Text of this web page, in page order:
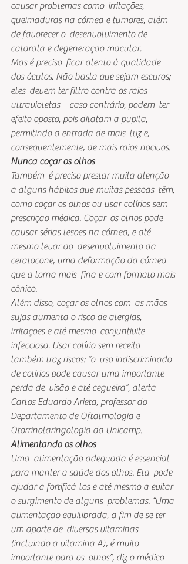
causar problemas como  irritações,
queimaduras na córnea e tumores, além
de favorecer o  desenvolvimento de
catarata e degeneração macular.
Mas é preciso  ficar atento à qualidade
dos óculos. Não basta que sejam escuros;
eles  devem ter filtro contra os raios
ultravioletas – caso contrário, podem  ter
efeito oposto, pois dilatam a pupila,
permitindo a entrada de mais  luz e,
consequentemente, de mais raios nocivos.
Nunca coçar os olhos
Também  é preciso prestar muita atenção
a alguns hábitos que muitas pessoas  têm,
como coçar os olhos ou usar colírios sem
prescrição médica. Coçar  os olhos pode
causar sérias lesões na córnea, e até
mesmo levar ao  desenvolvimento da
ceratocone, uma deformação da córnea
que a torna mais  fina e com formato mais
cônico.
Além disso, coçar os olhos com  as mãos
sujas aumenta o risco de alergias,
irritações e até mesmo  conjuntivite
infecciosa. Usar colírio sem receita
também traz riscos: “o  uso indiscriminado
de colírios pode causar uma importante
perda de  visão e até cegueira”, alerta
Carlos Eduardo Arieta, professor do
Departamento de Oftalmologia e
Otorrinolaringologia da Unicamp.
Alimentando os olhos
Uma  alimentação adequada é essencial
para manter a saúde dos olhos. Ela  pode
ajudar a fortificá-los e até mesmo a evitar
o surgimento de alguns  problemas. “Uma
alimentação equilibrada, a fim de se ter
um aporte de  diversas vitaminas
(incluindo a vitamina A), é muito
importante para os  olhos”, diz o médico